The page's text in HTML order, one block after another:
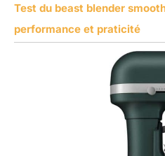
Test du beast blender
performance et praticité